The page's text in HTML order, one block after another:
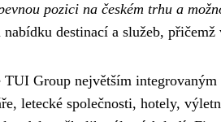
pozici na českém trhu a
destinací a služeb,
TUI Group největším
letecké společnosti, hotely,